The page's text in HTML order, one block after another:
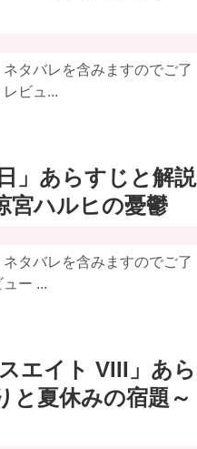
タバレを含みますのでご了
ビュ...
」あらすじと解説
宮ハルヒの憂鬱
タバレを含みますのでご了
ー ...
エイト VIII」あら
と夏休みの宿題～